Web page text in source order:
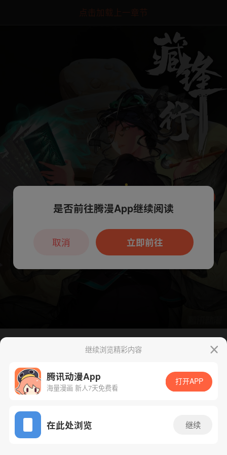
点击加载上一章节
App免费看
继续浏览精彩内容
腾讯动漫App
海量漫画 新人7天免费看
打开APP
在此处浏览 继续
本章节仅支持App阅读，可打开App新用
户7天免费看
是否前往腾漫App继续阅读
立即前往
取消